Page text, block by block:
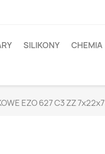
SILIKONY CHEMIA
EZO 627 C3 ZZ 7x22x7